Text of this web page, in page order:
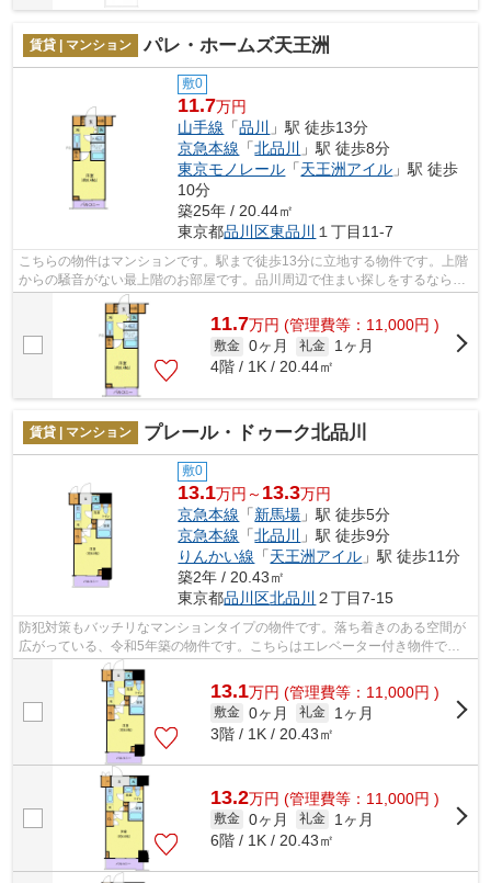
賃貸 | マンション パレ・ホームズ天王洲
敷0
11.7万円
山手線 「品川 」駅 徒歩13分
京急本線 「北品川 」駅 徒歩8分
東京モノレール 「天王洲アイル 」駅 徒歩
10分
築25年 / 20.44㎡
東京都品川区東品川 １丁目11-7
こちらの物件はマンションです。駅まで徒歩13分に立地する物件です。上階
からの騒音がない最上階のお部屋です。品川周辺で住まい探しをするなら、
当社にお任せ下さい。お問い合わせは...
11.7万円 (管理費等：11,000円 )
敷金 0ヶ月 礼金
1ヶ月
4階 / 1K / 20.44㎡
賃貸 | マンション プレール・ドゥーク北品川
敷0
13.1万円～ 13.3万円
京急本線 「新馬場 」駅 徒歩5分
京急本線 「北品川
」駅 徒歩9分
りんかい線 「天王洲アイル 」駅 徒歩11分
築2年 / 20.43㎡
東京都品川区北品川 ２丁目7-15
防犯対策もバッチリなマンションタイプの物件です。落ち着きのある空間が
広がっている、令和5年築の物件です。こちらはエレベーター付き物件で
す。快適に通勤や通学ができる、徒歩5分...
13.1万円 (管理費等：11,000円 )
敷金 0ヶ月 礼金
1ヶ月
3階 / 1K / 20.43㎡
13.2万円 (管理費等：11,000円 )
敷金 0ヶ月 礼金
1ヶ月
6階 / 1K / 20.43㎡